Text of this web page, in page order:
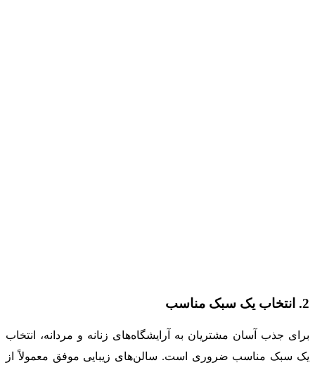
2. انتخاب یک سبک مناسب
برای جذب آسان مشتریان به آرایشگاه‌های زنانه و مردانه، انتخاب
یک سبک مناسب ضروری است. سالن‌های زیبایی موفق معمولاً از